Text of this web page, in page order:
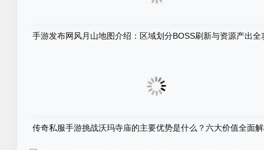
手游发布网风月山地图介绍：区域划分BOSS刷新与资源产出全
传奇私服手游挑战沃玛寺庙的主要优势是什么？六大价值全面